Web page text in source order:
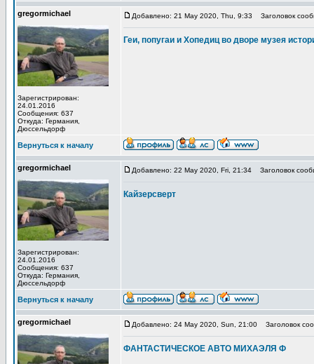
gregormichael
Зарегистрирован:
24.01.2016
Сообщения: 637
Откуда: Германия,
Дюссельдорф
Добавлено: 21 May 2020, Thu, 9:33 Заголовок
Геи, попугаи и Хопедиц во дворе музея
Вернуться к началу
gregormichael
Зарегистрирован:
24.01.2016
Сообщения: 637
Откуда: Германия,
Дюссельдорф
Добавлено: 22 May 2020, Fri, 21:34 Заголовок
Кайзерсверт
Вернуться к началу
gregormichael Добавлено: 24 May 2020, Sun, 21:00 Заголовок
ФАНТАСТИЧЕСКОЕ АВТО МИХАЭЛЯ Ф